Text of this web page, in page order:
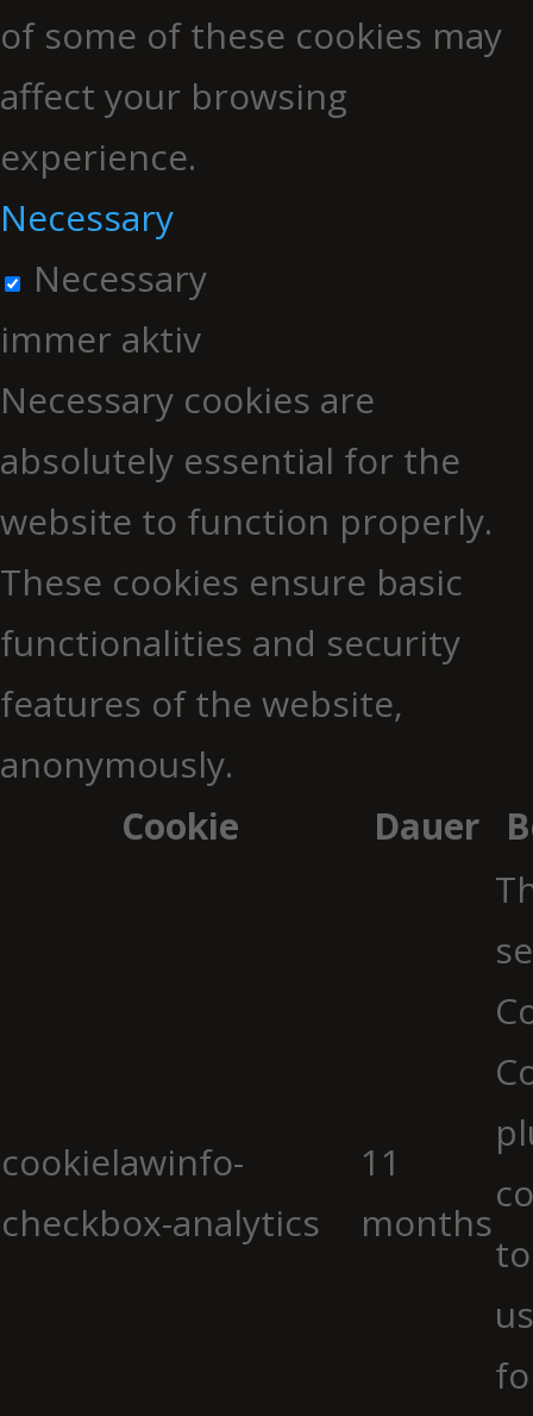
of some of these cookies may
affect your browsing
experience.
Necessary
Necessary
immer aktiv
Necessary cookies are
absolutely essential for the
website to function properly.
These cookies ensure basic
functionalities and security
features of the website,
anonymously.
Cookie
Dauer
cookielawinfo-
checkbox-analytics
11
months